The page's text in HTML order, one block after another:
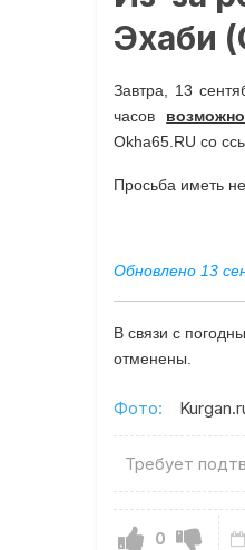
Эхаби
Завтра, 13
часов возможно
Okha65.RU со
Просьба иметь
Обновлено 13
В связи с
отменены.
Фото:
Требует
0